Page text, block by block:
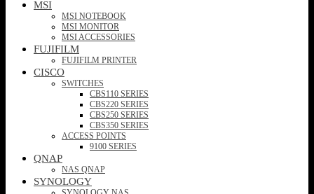
MSI
MSI NOTEBOOK
MSI MONITOR
MSI ACCESSORIES
FUJIFILM
FUJIFILM PRINTER
CISCO
SWITCHES
CBS110 SERIES
CBS220 SERIES
CBS250 SERIES
CBS350 SERIES
ACCESS POINTS
9100 SERIES
QNAP
NAS QNAP
SYNOLOGY